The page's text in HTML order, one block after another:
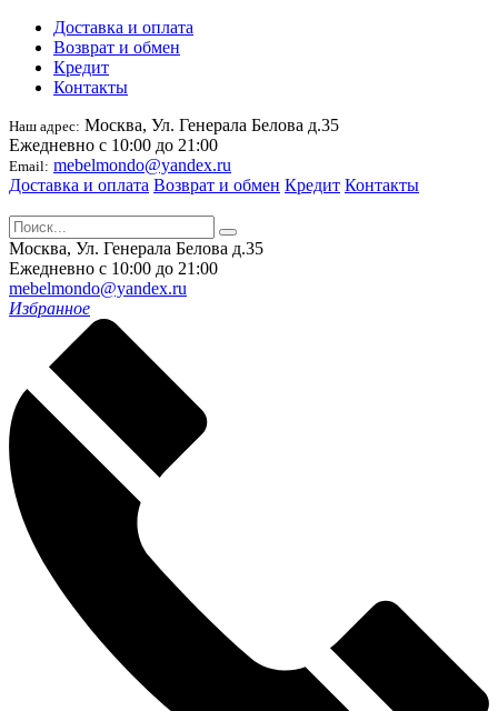
Доставка и оплата
Возврат и обмен
Кредит
Контакты
Наш адрес: Москва, Ул. Генерала Белова д.35
Ежедневно с 10:00 до 21:00
Email: mebelmondo@yandex.ru
Доставка и оплата Возврат и обмен Кредит Контакты
Москва, Ул. Генерала Белова д.35
Ежедневно с 10:00 до 21:00
mebelmondo@yandex.ru
Избранное